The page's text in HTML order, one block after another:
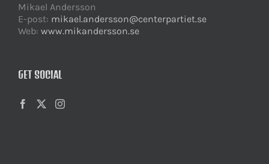
Mikael Andersson
E-post: mikael.andersson@centerpartiet.se
Web: www.mikandersson.se
GET SOCIAL